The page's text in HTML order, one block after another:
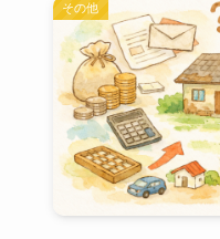
その他